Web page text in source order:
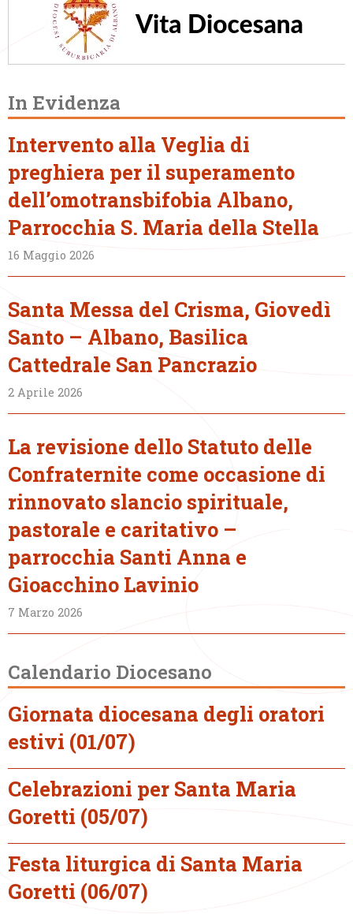
In Evidenza
Intervento alla Veglia di
preghiera per il superamento
dell’omotransbifobia Albano,
Parrocchia S. Maria della Stella
16 Maggio 2026
Santa Messa del Crisma, Giovedì
Santo – Albano, Basilica
Cattedrale San Pancrazio
2 Aprile 2026
La revisione dello Statuto delle
Confraternite come occasione di
rinnovato slancio spirituale,
pastorale e caritativo –
parrocchia Santi Anna e
Gioacchino Lavinio
7 Marzo 2026
Calendario Diocesano
Giornata diocesana degli oratori
estivi (01/07)
Celebrazioni per Santa Maria
Goretti (05/07)
Festa liturgica di Santa Maria
Goretti (06/07)